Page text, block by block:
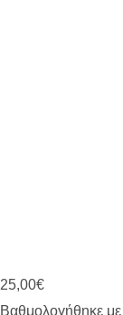
25,00€
Βαθμολογήθηκε με